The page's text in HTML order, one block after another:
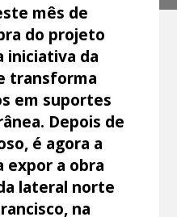
mês de
do projeto
iniciativa da
transforma
em suportes
Depois de
é agora a
expor a obra
lateral norte
na